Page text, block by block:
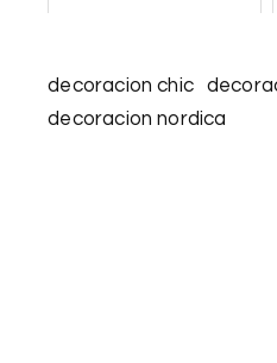
decoracion chic
decoracion nordica